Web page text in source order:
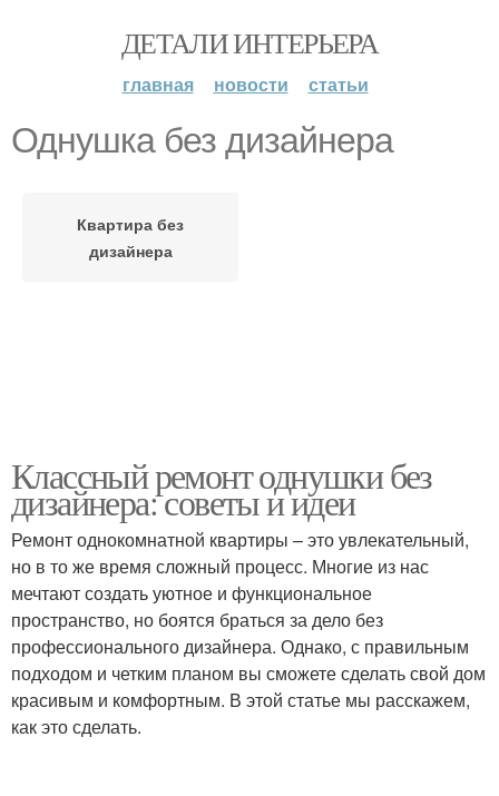
ДЕТАЛИ ИНТЕРЬЕРА
главная новости статьи
Однушка без дизайнера
Квартира без
дизайнера
Классный ремонт однушки без
дизайнера: советы и идеи
Ремонт однокомнатной квартиры – это увлекательный,
но в то же время сложный процесс. Многие из нас
мечтают создать уютное и функциональное
пространство, но боятся браться за дело без
профессионального дизайнера. Однако, с правильным
подходом и четким планом вы сможете сделать свой дом
красивым и комфортным. В этой статье мы расскажем,
как это сделать.